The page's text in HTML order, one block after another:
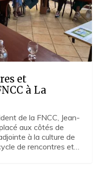
et
à La
de la FNCC, Jean-
aux côtés de
à la culture de
de rencontres et…